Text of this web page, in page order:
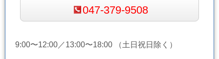
047-379-9508
9:00〜12:00／13:00〜18:00 （土日祝日除く）